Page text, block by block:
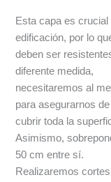
Esta capa es
edificación, por lo
deben ser
diferente medida,
necesitaremos al
para asegurarnos de
cubrir toda la
Asimismo,
50 cm entre sí.
Realizaremos